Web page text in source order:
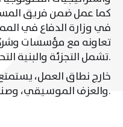
في وزارة الدفاع في
تعاونه مع مؤسسات
تشمل التجزئة والبنية التحتية والتكنولوجيا.
خارج نطاق العمل،
والعزف الموسيقي، وصناعة الآلات الموسيقية، والقراءة.